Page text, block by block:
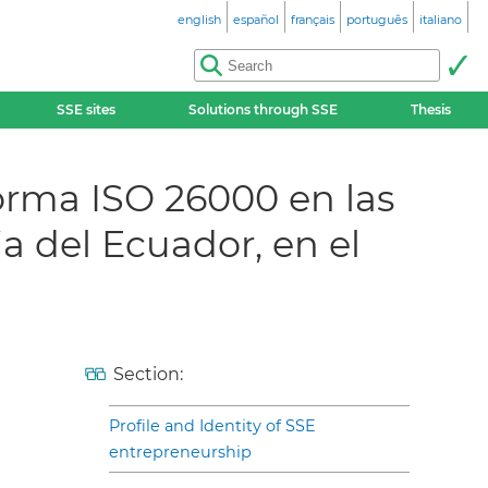
english español français português italiano
SSE sites Solutions through SSE Thesis
ISO 26000 en las
del Ecuador, en el
Section:
Profile and Identity of SSE
entrepreneurship